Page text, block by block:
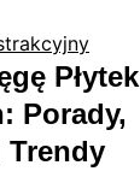
Płytek
Porady,
Trendy